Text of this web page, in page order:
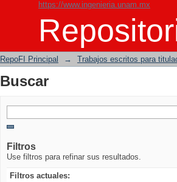
https://www.ingenieria.unam.mx
Buscar
RepoFI Principal → Trabajos escritos para
Buscar
Filtros
Use filtros para refinar sus resultados.
Filtros actuales: